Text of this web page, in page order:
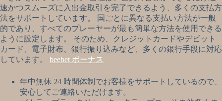
速かつスムーズに入出金取引を完了できるよう、多くの支払方
法をサポートしています。 国ごとに異なる支払い方法が一般
的であり、すべてのプレーヤーが最も簡単な方法を使用できる
ように設定します。 そのため、クレジットカードやデビット
カード、電子財布、銀行振り込みなど、多くの銀行手段に対応
しています。 beebet ボーナス
年中無休 24 時間体制でお客様をサポートしているので、
安心してご連絡いただけます。